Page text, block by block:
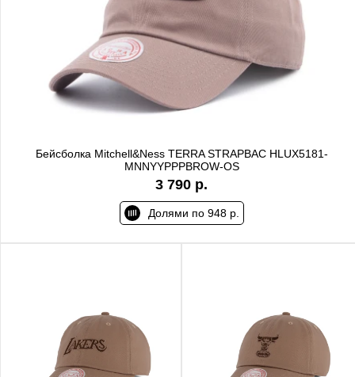
Бейсболка Mitchell&Ness TERRA STRAPBAC HLUX5181-
MNNYYPPPBROW-OS
3 790 р.
Долями по 948 р.